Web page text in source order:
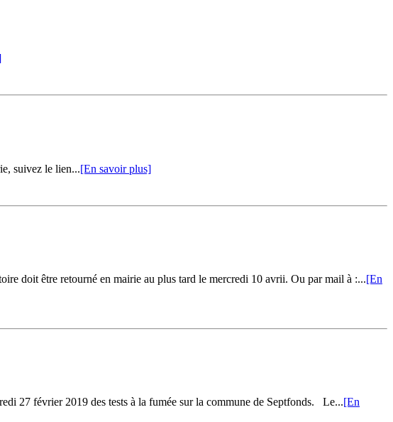
suivez le lien...[En savoir plus]
doit être retourné en mairie au plus tard le mercredi 10 avrii. Ou par mail à :...[En
27 février 2019 des tests à la fumée sur la commune de Septfonds. Le...[En